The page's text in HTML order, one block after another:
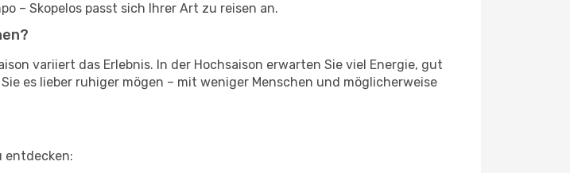
– Skopelos passt sich Ihrer Art zu reisen an.
variiert das Erlebnis. In der Hochsaison erwarten Sie viel Energie, gut
es lieber ruhiger mögen – mit weniger Menschen und möglicherweise
entdecken: